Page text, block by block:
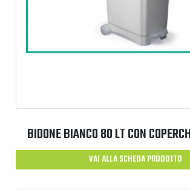
BIDONE BIANCO 80 LT CON
VAI ALLA SCHEDA PRODOTTO